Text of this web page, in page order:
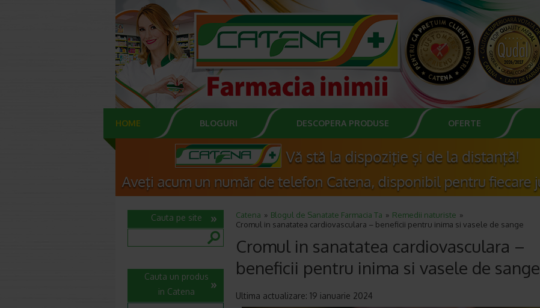
HOME BLOGURI DESCOPERA PRODUSE OFERTE
Catena Blogul de Sanatate Farmacia Ta
Remedii naturiste
Cromul in sanatatea cardiovasculara – beneficii pentru inima si vasele de sange
Cromul in sanatatea cardiovasculara –
beneficii pentru inima si vasele de sange
Ultima actualizare: 19 ianuarie 2024
Cauta pe site
Cauta un produs
in Catena